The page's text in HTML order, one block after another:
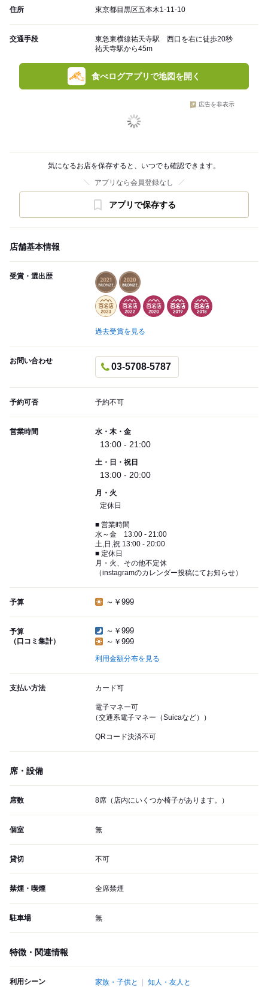
住所 東京都目黒区五本木1-11-10
交通手段
東急東横線祐天寺駅 西口を右に徒歩20秒
祐天寺駅から45m
食べログアプリで地図を開く
広告を非表示
気になるお店を保存すると、いつでも確認できます。
アプリなら会員登録なし
アプリで保存する
店舗基本情報
受賞・選出歴
過去受賞を見る
お問い合わせ
03-5708-5787
予約可否 予約不可
営業時間 水・木・金
13:00 - 21:00
土・日・祝日
13:00 - 20:00
月・火
定休日
■ 営業時間
水～金 13:00 - 21:00
土,日,祝 13:00 - 20:00
■ 定休日
月・火、その他不定休
（instagramのカレンダー投稿にてお知らせ）
予算 ～￥999
予算
（口コミ集計）
～￥999
～￥999
利用金額分布を見る
支払い方法 カード可
電子マネー可
（交通系電子マネー（Suicaなど））
QRコード決済不可
席・設備
席数 8席（店内にいくつか椅子があります。）
個室 無
貸切 不可
禁煙・喫煙 全席禁煙
駐車場 無
特徴・関連情報
利用シーン 家族・子供と 知人・友人と